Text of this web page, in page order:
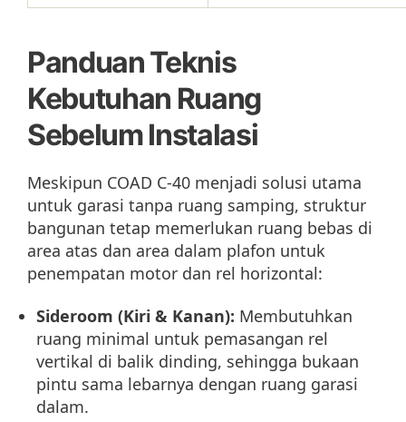
Panduan Teknis
Kebutuhan Ruang
Sebelum Instalasi
Meskipun COAD C-40 menjadi solusi utama
untuk garasi tanpa ruang samping, struktur
bangunan tetap memerlukan ruang bebas di
area atas dan area dalam plafon untuk
penempatan motor dan rel horizontal:
Sideroom (Kiri & Kanan): Membutuhkan
ruang minimal untuk pemasangan rel
vertikal di balik dinding, sehingga bukaan
pintu sama lebarnya dengan ruang garasi
dalam.